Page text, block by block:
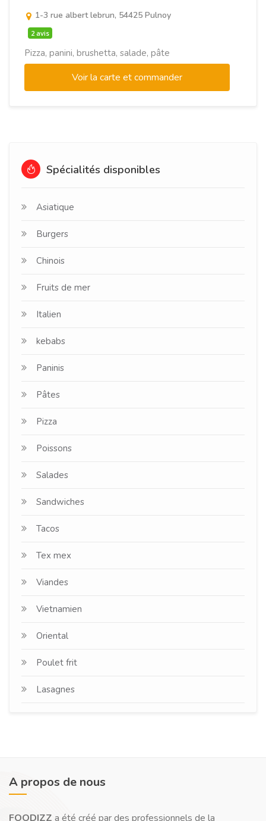
1-3 rue albert lebrun, 54425 Pulnoy
2 avis
Pizza, panini, brushetta, salade, pâte
Voir la carte et commander
Spécialités disponibles
Asiatique
Burgers
Chinois
Fruits de mer
Italien
kebabs
Paninis
Pâtes
Pizza
Poissons
Salades
Sandwiches
Tacos
Tex mex
Viandes
Vietnamien
Oriental
Poulet frit
Lasagnes
A propos de nous
FOODIZZ a été créé par des professionnels de la